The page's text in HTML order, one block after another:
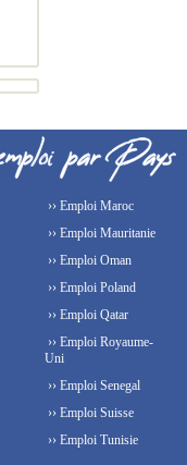
›› Emploi Maroc
›› Emploi Mauritanie
›› Emploi Oman
›› Emploi Poland
›› Emploi Qatar
›› Emploi Royaume-
Uni
›› Emploi Senegal
›› Emploi Suisse
›› Emploi Tunisie